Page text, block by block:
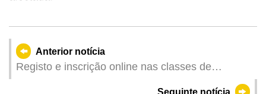
Anterior notícia
Registo e inscrição online nas classes de
recreação e manutenção do Desporto para Todos
Seguinte notícia